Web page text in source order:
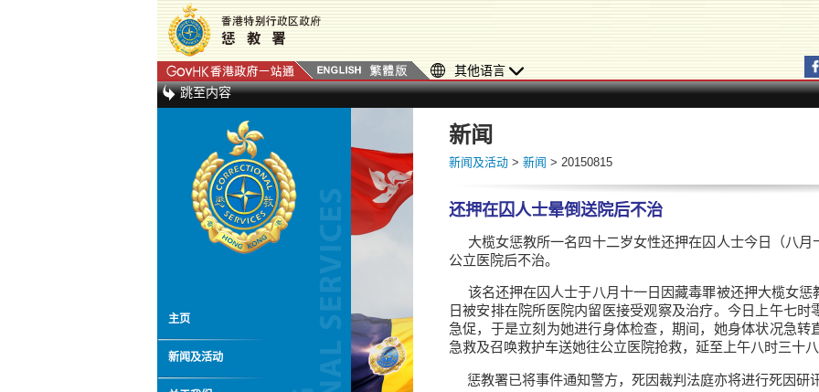
其他语言
跳至内容
主页
新闻及活动
新闻
新闻及活动 > 新闻 > 20150815
还押在囚人士晕倒送院后不治
大榄女惩教所一名四十二岁女性还押在囚人士今日（八月
公立医院后不治。
该名还押在囚人士于八月十一日因藏毒罪被还押大榄女惩
日被安排在院所医院内留医接受观察及治疗。今日上午七
急促，于是立刻为她进行身体检查，期间，她身体状况急
急救及召唤救护车送她往公立医院抢救，延至上午八时三十
惩教署已将事件通知警方，死因裁判法庭亦将进行死因研